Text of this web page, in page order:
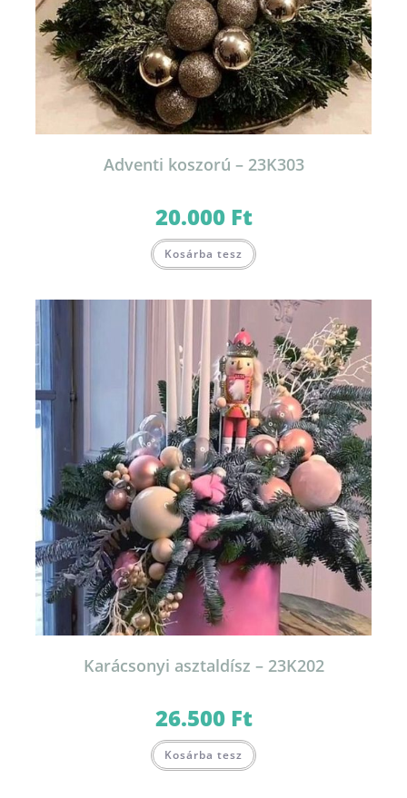
Adventi koszorú – 23K303
20.000 Ft
Kosárba tesz
Karácsonyi asztaldísz – 23K202
26.500 Ft
Kosárba tesz